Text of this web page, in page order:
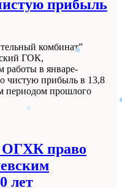
прибыль
комбинат”
ГОК,
работы в январе-
чистую прибыль в 13,8
периодом прошлого
ОГХК право
лет